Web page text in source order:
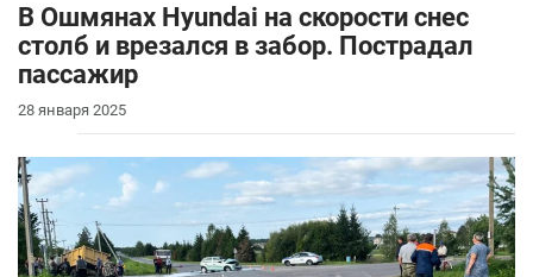
В Ошмянах Hyundai на скорости снес
столб и врезался в забор. Пострадал
пассажир
28 января 2025